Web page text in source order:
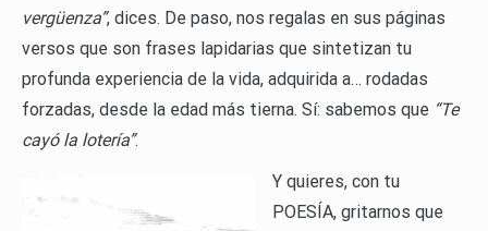
vergüenza”, dices. De paso, nos regalas en sus páginas
versos que son frases lapidarias que sintetizan tu
profunda experiencia de la vida, adquirida a… rodadas
forzadas, desde la edad más tierna. Sí: sabemos que “Te
cayó la lotería”.
Y quieres, con tu
POESÍA, gritarnos que